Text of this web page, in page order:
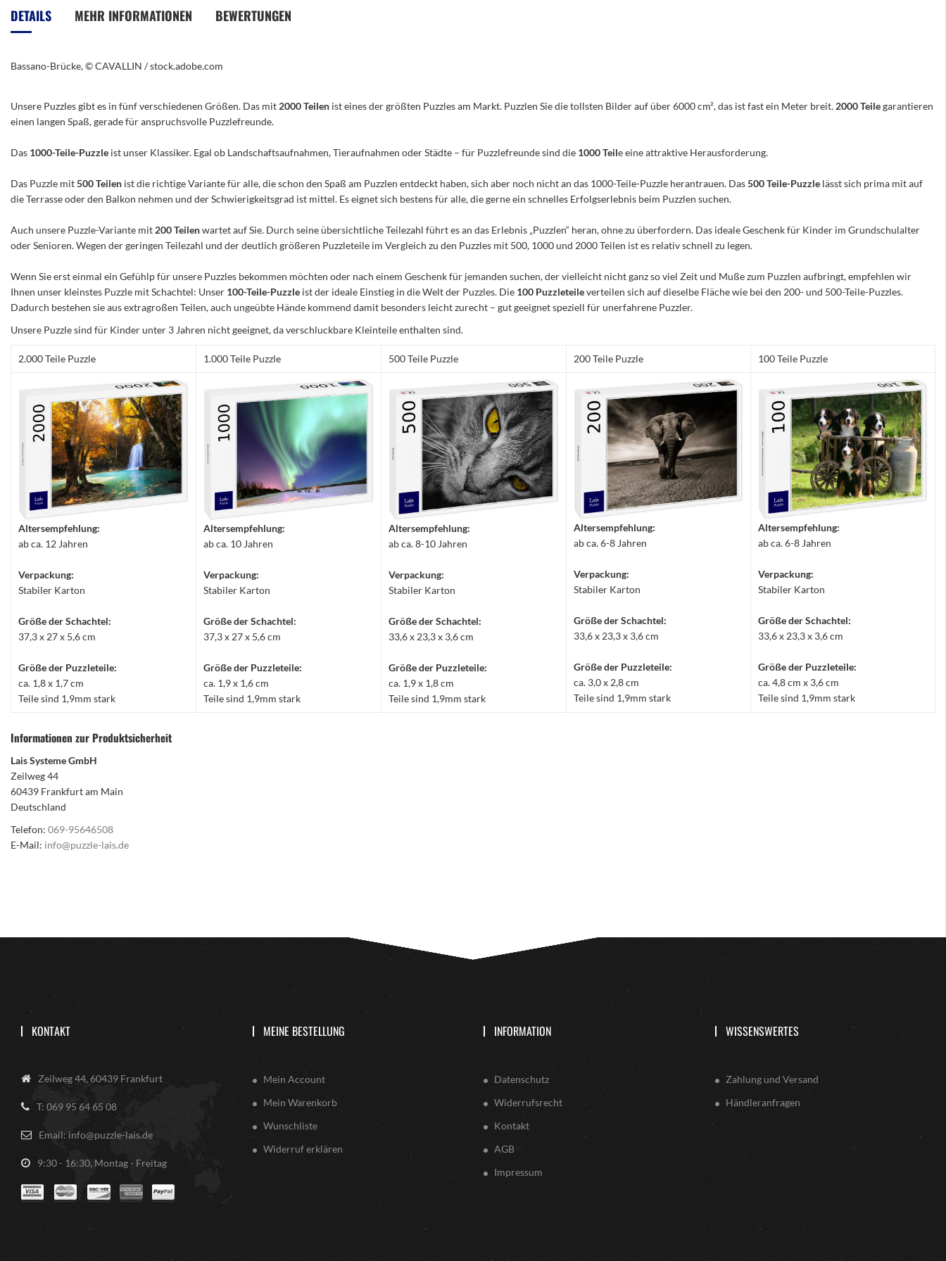
Bildergalerie
springen
DETAILS
Bassano-Brücke, © CAVALLIN / stock.adobe.com
MEHR INFORMATIONEN BEWERTUNGEN
Unsere Puzzles gibt es in fünf verschiedenen Größen. Das mit 2000 Teilen ist eines der größten Puzzles am Markt. Puzzlen Sie die tollsten Bilder auf über 6000 cm², das ist fast ein Meter breit. 2000 Teilegarantieren
einen langen Spaß, gerade für anspruchsvolle Puzzlefreunde.
Das 1000-Teile-Puzzle ist unser Klassiker. Egal ob Landschaftsaufnahmen, Tieraufnahmen oder Städte – für Puzzlefreunde sind die 1000 Teile eine attraktive Herausforderung.
Das Puzzle mit500 Teilen ist die richtige Variante für alle, die schon den Spaß am Puzzlen entdeckt haben, sich aber noch nicht an das 1000-Teile-Puzzle herantrauen. Das500 Teile-Puzzle lässt sich prima mit auf
die Terrasse oder den Balkon nehmen und der Schwierigkeitsgrad ist mittel. Es eignet sich bestens für alle, die gerne ein schnelles Erfolgserlebnis beim Puzzlen suchen.
Auch unsere Puzzle-Variante mit 200 Teilenwartet auf Sie. Durch seine übersichtliche Teilezahl führt es an das Erlebnis „Puzzlen“ heran, ohne zu überfordern. Das ideale Geschenk für Kinder im Grundschulalter
oder Senioren. Wegen der geringen Teilezahl und der deutlich größeren Puzzleteile im Vergleich zu den Puzzles mit 500, 1000 und 2000 Teilen ist es relativ schnell zu legen.
Wenn Sie erst einmal ein Gefühlp für unsere Puzzles bekommen möchten oder nach einem Geschenk für jemanden suchen, der vielleicht nicht ganz so viel Zeit und Muße zum Puzzlen aufbringt, empfehlen wir
Ihnen unser kleinstes Puzzle mit Schachtel: Unser 100-Teile-Puzzle ist der ideale Einstieg in die Welt der Puzzles. Die 100 Puzzleteileverteilen sich auf dieselbe Fläche wie bei den 200- und 500-Teile-Puzzles.
Dadurch bestehen sie aus extragroßen Teilen, auch ungeübte Hände kommend damit besonders leicht zurecht – gut geeignet speziell für unerfahrene Puzzler.
Unsere Puzzle sind für Kinder unter 3 Jahren nicht geeignet, da verschluckbare Kleinteile enthalten sind.
2.000 Teile Puzzle 1.000 Teile Puzzle 500 Teile Puzzle 200 Teile Puzzle 100 Teile Puzzle
Altersempfehlung:
ab ca. 12 Jahren
Verpackung:
Stabiler Karton
Größe der Schachtel:
37,3 x 27 x 5,6 cm
Größe der Puzzleteile:
ca. 1,8 x 1,7 cm
Teile sind 1,9mm stark
Altersempfehlung:
ab ca. 10 Jahren
Verpackung:
Stabiler Karton
Größe der Schachtel:
37,3 x 27 x 5,6 cm
Größe der Puzzleteile:
ca. 1,9 x 1,6 cm
Teile sind 1,9mm stark
Altersempfehlung:
ab ca. 8-10 Jahren
Verpackung:
Stabiler Karton
Größe der Schachtel:
33,6 x 23,3 x 3,6 cm
Größe der Puzzleteile:
ca. 1,9 x 1,8 cm
Teile sind 1,9mm stark
Altersempfehlung:
ab ca. 6-8 Jahren
Verpackung:
Stabiler Karton
Größe der Schachtel:
33,6 x 23,3 x 3,6 cm
Größe der Puzzleteile:
ca. 3,0 x 2,8 cm
Teile sind 1,9mm stark
Altersempfehlung:
ab ca. 6-8 Jahren
Verpackung:
Stabiler Karton
Größe der Schachtel:
33,6 x 23,3 x 3,6 cm
Größe der Puzzleteile:
ca. 4,8 cm x 3,6 cm
Teile sind 1,9mm stark
Informationen zur Produktsicherheit
Lais Systeme GmbH
Zeilweg 44
60439 Frankfurt am Main
Deutschland
Telefon: 069-95646508
E-Mail: info@puzzle-lais.de
KONTAKT
Zeilweg 44, 60439 Frankfurt
T: 069 95 64 65 08
Email: info@puzzle-lais.de
9:30 - 16:30, Montag - Freitag
MEINE BESTELLUNG
Mein Account
Mein Warenkorb
Wunschliste
Widerruf erklären
INFORMATION
Datenschutz
Widerrufsrecht
Kontakt
AGB
Impressum
WISSENSWERTES
Zahlung und Versand
Händleranfragen